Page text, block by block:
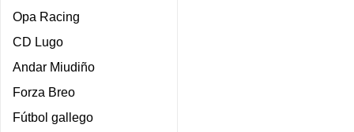
Opa Racing
CD Lugo
Andar Miudiño
Forza Breo
Fútbol gallego